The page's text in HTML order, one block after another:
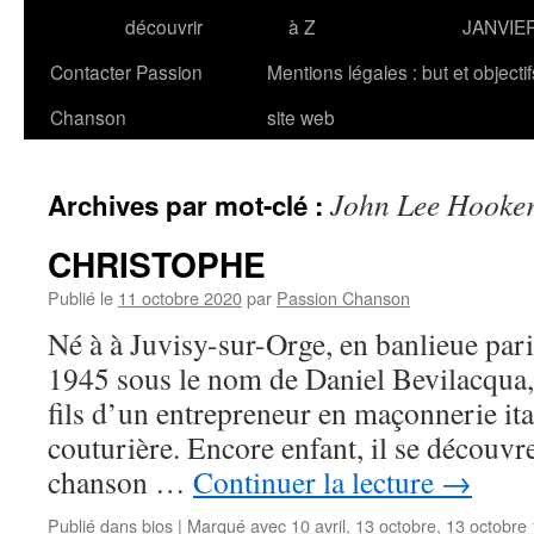
découvrir
à Z
Contacter Passion
Chanson
Mentions légales : but et
site web
Archives par mot-clé : John Lee
CHRISTOPHE
Publié le 11 octobre 2020par Passion Chanson
Né à à Juvisy-sur-Orge, en banlieue
1945 sous le nom de Daniel
fils d’un entrepreneur en maçonnerie
couturière. Encore enfant, il se
chanson … Continuer la lecture →
Publié dansbios | Marqué avec 10 avril, 13 octobre, 13 octobre